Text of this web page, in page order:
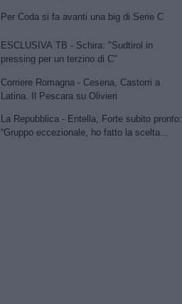
Per Coda si fa avanti una big di Serie C
ESCLUSIVA TB - Schira: "Sudtirol in
pressing per un terzino di C"
Corriere Romagna - Cesena, Castorri a
Latina. Il Pescara su Olivieri
La Repubblica - Entella, Forte subito pronto:
“Gruppo eccezionale, ho fatto la scelta